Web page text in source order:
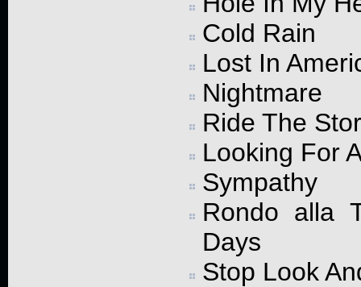
Cold Rain
Lost In
Nightmare
Ride The
Looking For
Sympathy
Rondo alla
Days
Stop Look